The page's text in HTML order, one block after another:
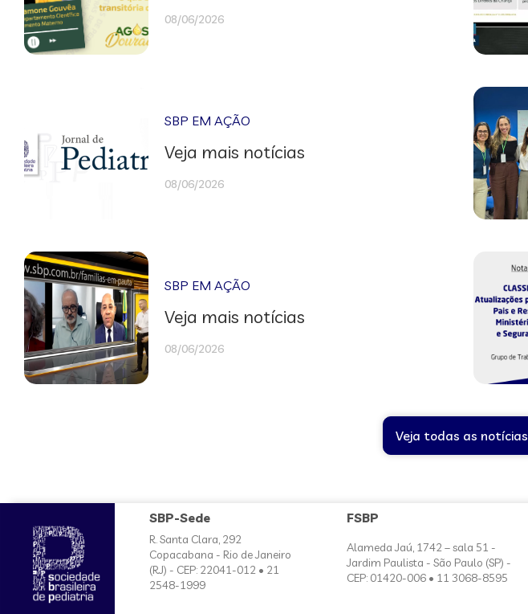
08/06/2026
SBP EM AÇÃO
Veja mais notícias
08/06/2026
SBP EM AÇÃO
Veja mais notícias
08/06/2026
Veja todas as notícias
SBP-Sede
R. Santa Clara, 292
Copacabana - Rio de Janeiro
(RJ) - CEP: 22041-012 • 21
2548-1999
FSBP
Alameda Jaú, 1742 – sala 51 -
Jardim Paulista - São Paulo (SP) -
CEP: 01420-006 • 11 3068-8595